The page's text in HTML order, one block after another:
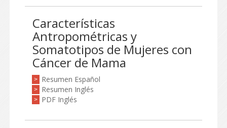
Características
Antropométricas y
Somatotipos de Mujeres con
Cáncer de Mama
> Resumen Español
> Resumen Inglés
> PDF Inglés